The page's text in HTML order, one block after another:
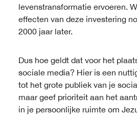
levenstransformatie ervoeren.
effecten van deze investering
2000 jaar later.
Dus hoe geldt dat voor het
sociale media? Hier is een
tot het grote publiek van je
maar geef prioriteit aan het
in je persoonlijke ruimte om